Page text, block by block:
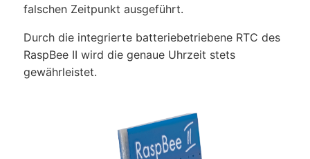
falschen Zeitpunkt ausgeführt.
Durch die integrierte batterie­betriebene RTC des
RaspBee II wird die genaue Uhrzeit stets
gewährleistet.